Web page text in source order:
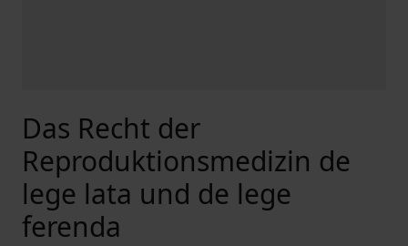
Das Recht der
Reproduktionsmedizin de
lege lata und de lege
ferenda